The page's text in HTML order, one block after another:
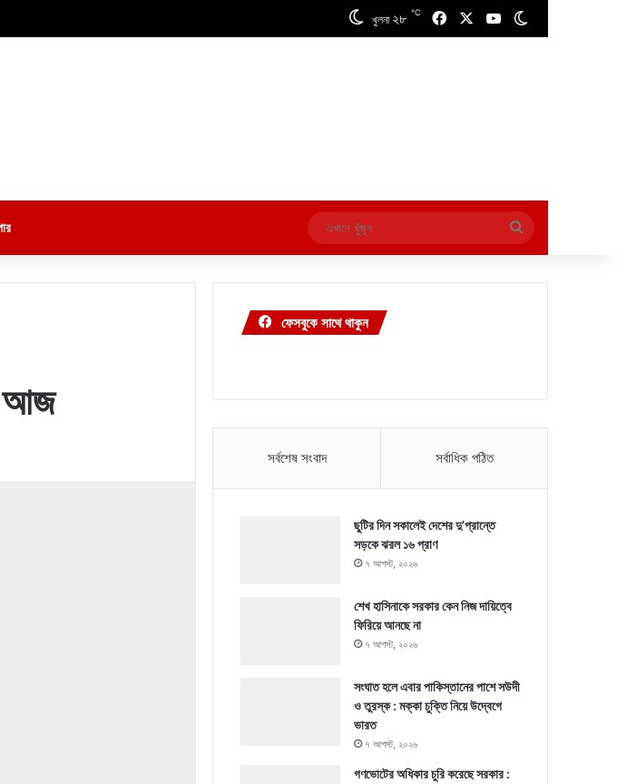
খুলনা ২৮ ℃ FacebookYouTube
এখানে
খুঁজুন
আজ
ফেসবুকে সাথে থাকুন
সর্বশেষ সংবাদ সর্বাধিক পঠিত
ছুটির দিন সকালেই দেশের দু’প্রান্তে
সড়কে ঝরল ১৬ প্রাণ
৭ আগস্ট, ২০২৬
শেখ হাসিনাকে সরকার কেন নিজ দায়িত্বে
ফিরিয়ে আনছে না
৭ আগস্ট, ২০২৬
সংঘাত হলে এবার পাকিস্তানের পাশে সউদী
ও তুরস্ক : মক্কা চুক্তি নিয়ে উদ্বেগে
ভারত
৭ আগস্ট, ২০২৬
গণভোটের অধিকার চুরি করেছে সরকার :